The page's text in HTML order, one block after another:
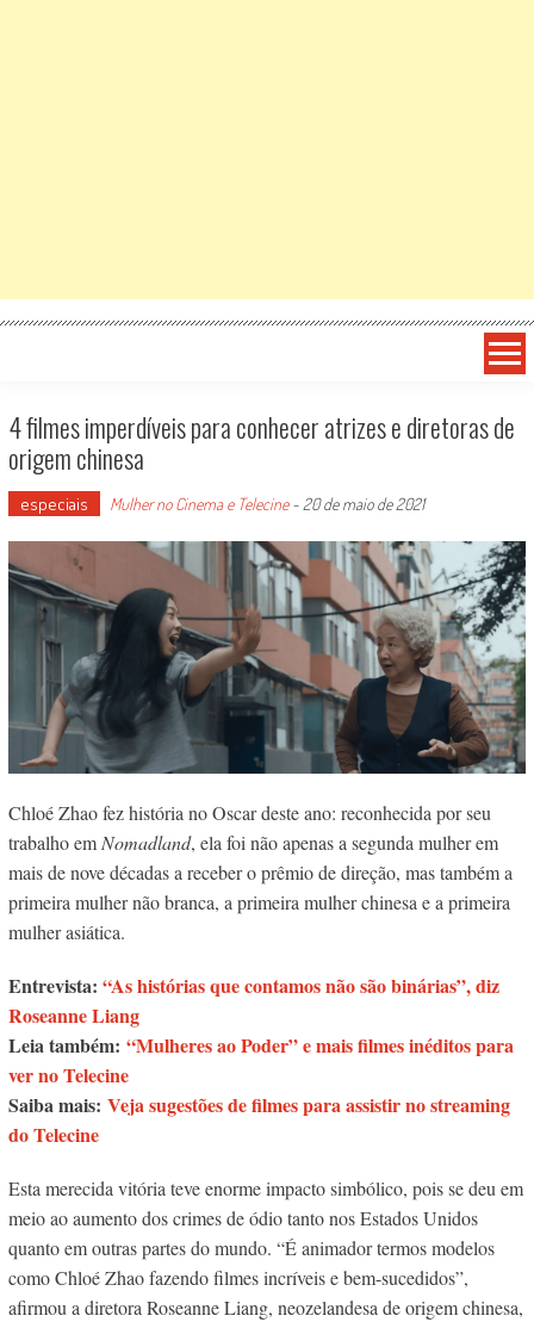
4 filmes imperdíveis para conhecer atrizes e diretoras de
origem chinesa
especiais Mulher no Cinema e Telecine- 20 de maio de 2021
Chloé Zhao fez história no Oscar deste ano: reconhecida por seu
trabalho emNomadland, ela foi não apenas a segunda mulher em
mais de nove décadas a receber o prêmio de direção, mas também a
primeira mulher não branca, a primeira mulher chinesa e a primeira
mulher asiática.
Entrevista: “As histórias que contamos não são binárias”, diz
Roseanne Liang
Leia também: “Mulheres ao Poder” e mais filmes inéditos para
ver no Telecine
Saiba mais: Veja sugestões de filmes para assistir no streaming
do Telecine
Esta merecida vitória teve enorme impacto simbólico, pois se deu em
meio ao aumento dos crimes de ódio tanto nos Estados Unidos
quanto em outras partes do mundo. “É animador termos modelos
como Chloé Zhao fazendo filmes incríveis e bem-sucedidos”,
afirmou a diretora Roseanne Liang, neozelandesa de origem chinesa,